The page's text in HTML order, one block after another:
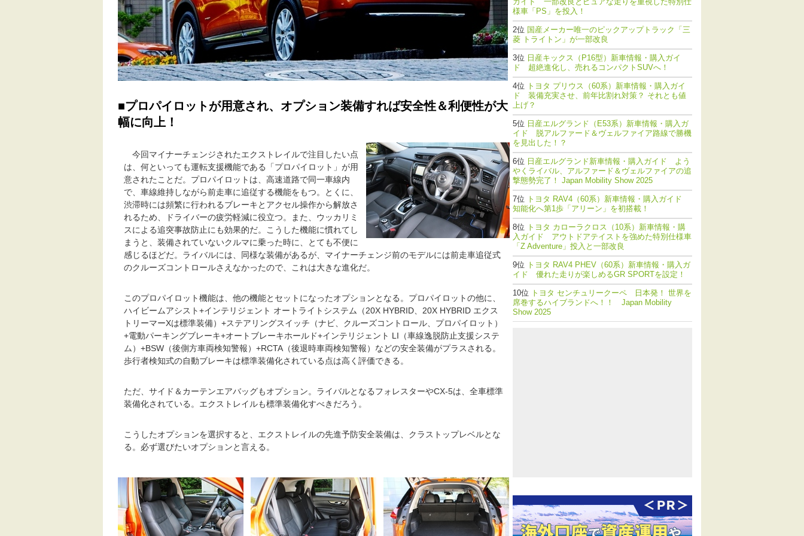
■プロパイロットが用意され、オプション装備すれば安全性＆利便性が大
幅に向上！
今回マイナーチェンジされたエクストレイルで注目したい点
は、何といっても運転支援機能である「プロパイロット」が用
意されたことだ。プロパイロットは、高速道路で同一車線内
で、車線維持しながら前走車に追従する機能をもつ。とくに、
渋滞時には頻繁に行われるブレーキとアクセル操作から解放さ
れるため、ドライバーの疲労軽減に役立つ。また、ウッカリミ
スによる追突事故防止にも効果的だ。こうした機能に慣れてし
まうと、装備されていないクルマに乗った時に、とても不便に
感じるほどだ。ライバルには、同様な装備があるが、マイナーチェンジ前のモデルには前走車追従式
のクルーズコントロールさえなかったので、これは大きな進化だ。
このプロパイロット機能は、他の機能とセットになったオプションとなる。プロパイロットの他に、
ハイビームアシスト+インテリジェント オートライトシステム（20X HYBRID、20X HYBRID エクス
トリーマーXは標準装備）+ステアリングスイッチ（ナビ、クルーズコントロール、プロパイロット）
+電動パーキングブレーキ+オートブレーキホールド+インテリジェント LI（車線逸脱防止支援システ
ム）+BSW（後側方車両検知警報）+RCTA（後退時車両検知警報）などの安全装備がプラスされる。
歩行者検知式の自動ブレーキは標準装備化されている点は高く評価できる。
ただ、サイド＆カーテンエアバッグもオプション。ライバルとなるフォレスターやCX-5は、全車標準
装備化されている。エクストレイルも標準装備化すべきだろう。
こうしたオプションを選択すると、エクストレイルの先進予防安全装備は、クラストップレベルとな
る。必ず選びたいオプションと言える。
様車「PS」を投入！
国産メーカー唯一のピックアップトラック「三
菱 トライトン」が一部改良
日産キックス（P16型）新車情報・購入ガイ
ド 超絶進化し、売れるコンパクトSUVへ！
トヨタ プリウス（60系）新車情報・購入ガイ
ド 装備充実させ、前年比割れ対策？ それとも値
上げ？
日産エルグランド（E53系）新車情報・購入ガ
イド 脱アルファード＆ヴェルファイア路線で勝機
を見出した！？
日産エルグランド新車情報・購入ガイド よう
やくライバル、アルファード＆ヴェルファイアの追
撃態勢完了！ Japan Mobility Show 2025
トヨタ RAV4（60系）新車情報・購入ガイド
知能化へ第1歩「アリーン」を初搭載！
トヨタ カローラクロス（10系）新車情報・購
入ガイド アウトドアテイストを強めた特別仕様車
「Z Adventure」投入と一部改良
トヨタ RAV4 PHEV（60系）新車情報・購入ガ
イド 優れた走りが楽しめるGR SPORTを設定！
トヨタ センチュリークーペ 日本発！ 世界を
席巻するハイブランドへ！！ Japan Mobility
Show 2025